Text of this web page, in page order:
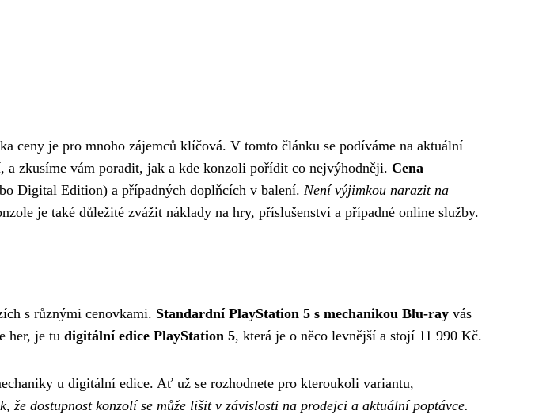
ceny je pro mnoho zájemců klíčová. V tomto článku se podíváme na aktuální
zkusíme vám poradit, jak a kde konzoli pořídit co nejvýhodněji. Cena
Digital Edition) a případných doplňcích v balení. Není výjimkou narazit na
je také důležité zvážit náklady na hry, příslušenství a případné online služby.
s různými cenovkami. Standardní PlayStation 5 s mechanikou Blu-ray vás
her, je tu digitální edice PlayStation 5, která je o něco levnější a stojí 11 990 Kč.
u digitální edice. Ať už se rozhodnete pro kteroukoli variantu,
že dostupnost konzolí se může lišit v závislosti na prodejci a aktuální poptávce.